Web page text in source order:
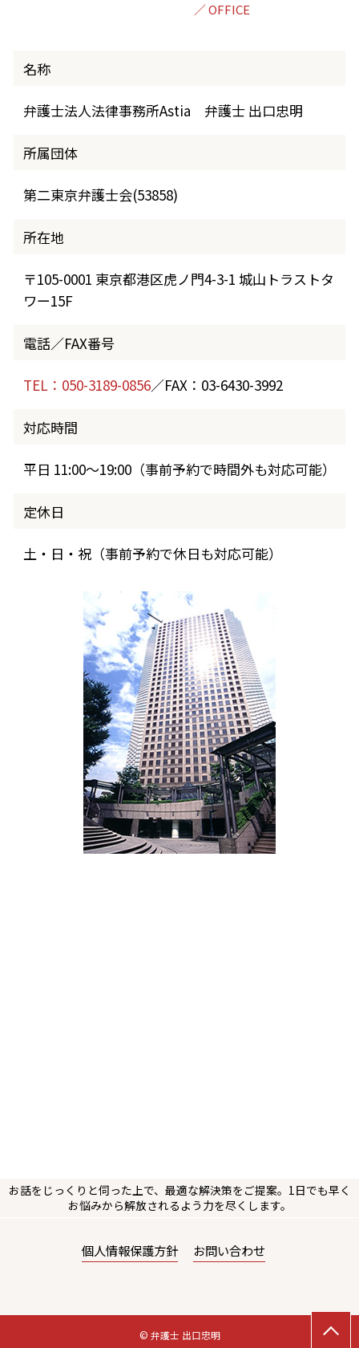
名称
弁護士法人法律事務所Astia 弁護士 出口忠明
所属団体
第二東京弁護士会(53858)
所在地
〒105-0001 東京都港区虎ノ門4-3-1 城山トラストタ
ワー15F
電話／FAX番号
TEL：050-3189-0856／FAX：03-6430-3992
対応時間
平日 11:00～19:00（事前予約で時間外も対応可能）
定休日
土・日・祝（事前予約で休日も対応可能）
お話をじっくりと伺った上で、最適な解決策をご提案。1日でも早く
お悩みから解放されるよう力を尽くします。
個人情報保護方針 お問い合わせ
© 弁護士 出口忠明